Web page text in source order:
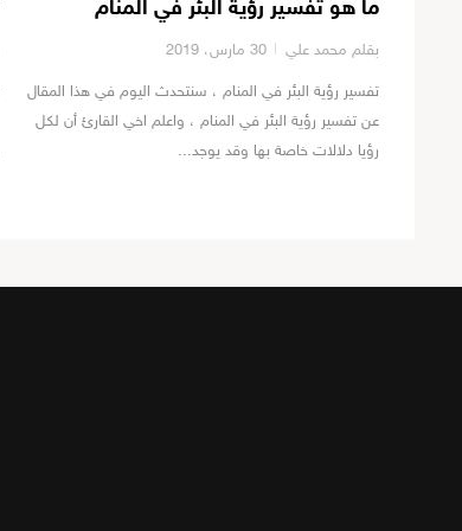
ما هو تفسير رؤية البئر في المنام
بقلم محمد علي 30 مارس، 2019
تفسير رؤية البئر في المنام ، سنتحدث اليوم في هذا المقال
عن تفسير رؤية البئر في المنام ، واعلم اخي القارئ أن لكل
رؤيا دلالات خاصة بها وقد يوجد...